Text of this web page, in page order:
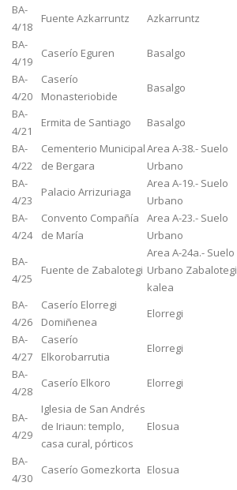
BA-
4/18
Fuente Azkarruntz Azkarruntz
BA-
4/19
Caserío Eguren Basalgo
BA-
4/20
Caserío
Monasteriobide
Basalgo
BA-
4/21
Ermita de Santiago Basalgo
BA-
4/22
Cementerio Municipal
de Bergara
Area A-38.- Suelo
Urbano
BA-
4/23
Palacio Arrizuriaga
Area A-19.- Suelo
Urbano
BA-
4/24
Convento Compañía
de María
Area A-23.- Suelo
Urbano
BA-
4/25
Fuente de Zabalotegi
Area A-24a.- Suelo
Urbano Zabalotegi
kalea
BA-
4/26
Caserío Elorregi
Domiñenea
Elorregi
BA-
4/27
Caserío
Elkorobarrutia
Elorregi
BA-
4/28
Caserío Elkoro Elorregi
BA-
4/29
Iglesia de San Andrés
de Iriaun: templo,
casa cural, pórticos
Elosua
BA-
4/30
Caserío Gomezkorta Elosua